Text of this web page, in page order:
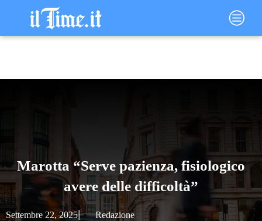
contenuto
Main
Menu
Marotta “Serve pazienza, fisiologico
avere delle difficoltà”
Settembre 22, 2025 Redazione